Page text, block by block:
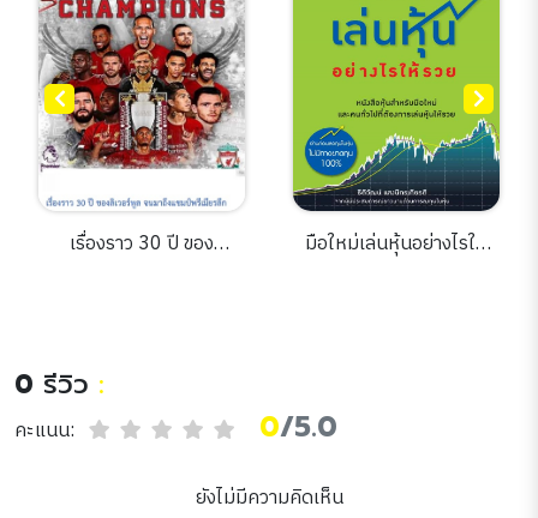
เรื่องราว 30 ปี ของ
มือใหม่เล่นหุ้นอย่างไรให้
0 รีวิว :
คะแนน: 0/5.0
ยังไม่มีความคิดเห็น